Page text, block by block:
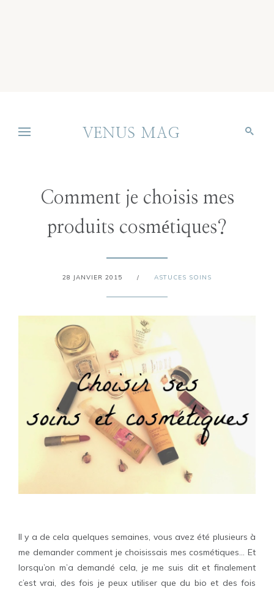
VENUS MAG
Comment je choisis mes
produits cosmétiques?
28 JANVIER 2015 / ASTUCES SOINS
Il y a de cela quelques semaines, vous avez été plusieurs à
me demander comment je choisissais mes cosmétiques… Et
lorsqu’on m’a demandé cela, je me suis dit et finalement
c’est vrai, des fois je peux utiliser que du bio et des fois